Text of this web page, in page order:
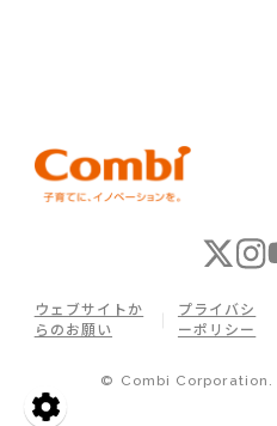
© Combi
ウェブサイトか
らのお願い
プライバシ
ーポリシー